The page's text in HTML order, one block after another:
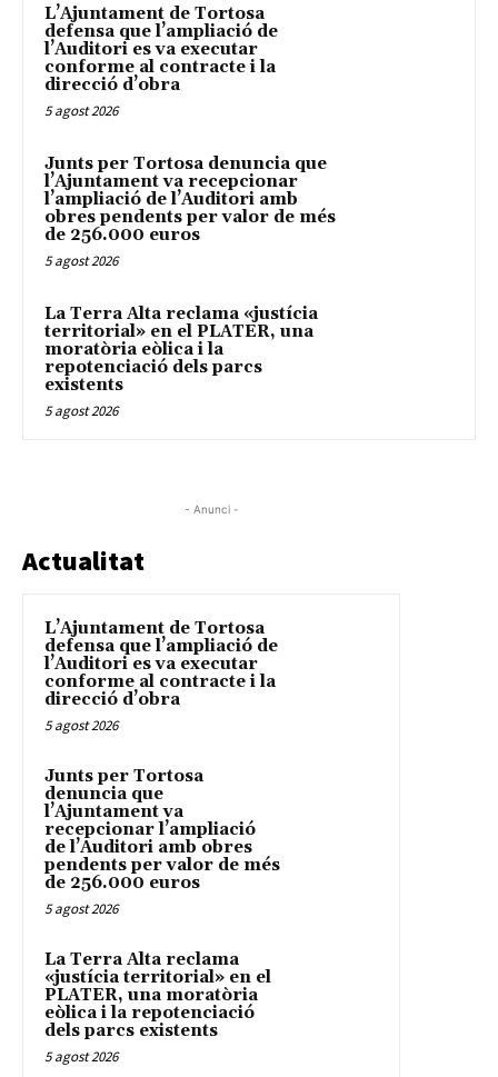
L’Ajuntament de Tortosa
defensa que l’ampliació de
l’Auditori es va executar
conforme al contracte i la
direcció d’obra
5 agost 2026
Junts per Tortosa denuncia que
l’Ajuntament va recepcionar
l’ampliació de l’Auditori amb
obres pendents per valor de més
de 256.000 euros
5 agost 2026
La Terra Alta reclama «justícia
territorial» en el PLATER, una
moratòria eòlica i la
repotenciació dels parcs
existents
5 agost 2026
- Anunci -
Actualitat
L’Ajuntament de Tortosa
defensa que l’ampliació de
l’Auditori es va executar
conforme al contracte i la
direcció d’obra
5 agost 2026
Junts per Tortosa
denuncia que
l’Ajuntament va
recepcionar l’ampliació
de l’Auditori amb obres
pendents per valor de més
de 256.000 euros
5 agost 2026
La Terra Alta reclama
«justícia territorial» en el
PLATER, una moratòria
eòlica i la repotenciació
dels parcs existents
5 agost 2026